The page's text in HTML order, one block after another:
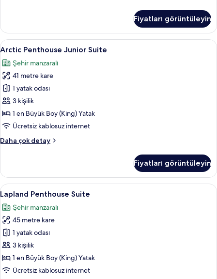
fazla
detay
Fiyatları görüntüleyin
Arctic
Penthouse
Junior
Suite
için
tüm
fotoğrafları
görün
Arctic Penthouse Junior Suite |
16
Arctic Penthouse Junior Suite
Şehir manzaralı
41 metre kare
1 yatak odası
3 kişilik
1 en Büyük Boy (King) Yatak
Ücretsiz kablosuz internet
Daha çok detay
Arctic
hakkında
daha
fazla
detay
Fiyatları görüntüleyin
Lapland
Penthouse
Suite
için
tüm
fotoğrafları
görün
Lapland Penthouse Suite | Kaliteli
16
Lapland Penthouse Suite
Şehir manzaralı
45 metre kare
1 yatak odası
3 kişilik
1 en Büyük Boy (King) Yatak
Ücretsiz kablosuz internet